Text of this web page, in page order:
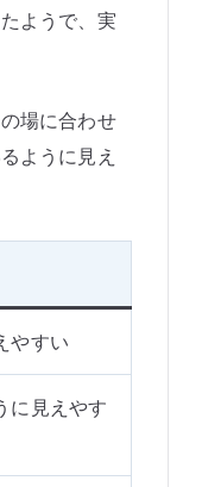
ようで、実
場に合わせ
ように見え
やすい
に見えやす